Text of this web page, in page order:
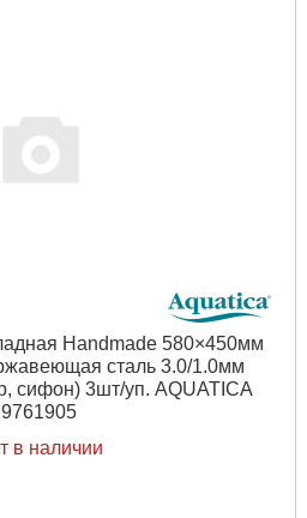
Handmade 580×450мм
сталь 3.0/1.0мм
сифон) 3шт/уп. AQUATICA
9761905
в наличии